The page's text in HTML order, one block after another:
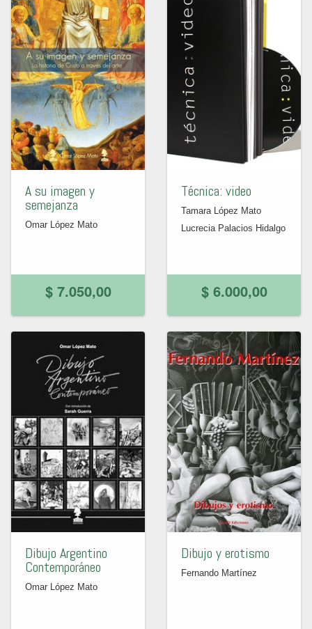
A su imagen y
semejanza
Omar López Mato
$ 7.050,00
Técnica: video
Tamara López Mato
Lucrecia Palacios Hidalgo
$ 6.000,00
Dibujo Argentino
Contemporáneo
Omar López Mato
Dibujo y erotismo
Fernando Martínez